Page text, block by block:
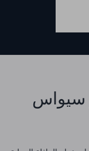
سيواس